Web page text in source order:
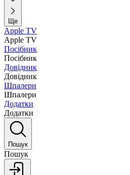
Ще
Apple TV
Apple TV
Посібник
Посібник
Довідник
Довідник
Шпалери
Шпалери
Додатки
Додатки
Пошук
Пошук